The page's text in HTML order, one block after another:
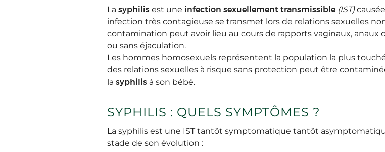
La syphilis est une infection sexuellement transmissible (IST)
infection très contagieuse se transmet lors de relations sexuelles
contamination peut avoir lieu au cours de rapports vaginaux, anaux
ou sans éjaculation.
Les hommes homosexuels représentent la population la plus
des relations sexuelles à risque sans protection peut être
la syphilis à son bébé.
SYPHILIS : QUELS SYMPTÔMES ?
La syphilis est une IST tantôt symptomatique tantôt
stade de son évolution :